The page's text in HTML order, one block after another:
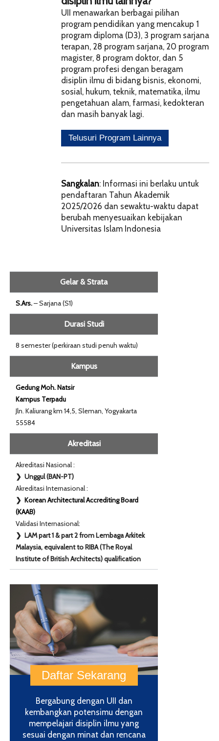
UII menawarkan berbagai pilihan
program pendidikan yang mencakup 1
program diploma (D3), 3 program sarjana
terapan, 28 program sarjana, 20 program
magister, 8 program doktor, dan 5
program profesi dengan beragam
disiplin ilmu di bidang bisnis, ekonomi,
sosial, hukum, teknik, matematika, ilmu
pengetahuan alam, farmasi, kedokteran
dan masih banyak lagi.
Sangkalan: Informasi ini berlaku untuk
pendaftaran Tahun Akademik
2025/2026 dan sewaktu-waktu dapat
berubah menyesuaikan kebijakan
Universitas Islam Indonesia
Gelar & Strata
S.Ars.– Sarjana (S1)
Durasi Studi
8 semester (perkiraan studi penuh waktu)
Kampus
Gedung Moh. Natsir
Kampus Terpadu
Jln. Kaliurang km 14,5, Sleman, Yogyakarta
55584
Akreditasi
Akreditasi Nasional :
❯ Unggul (BAN-PT)
Akreditasi Internasional :
❯ Korean Architectural Accrediting Board
(KAAB)
Validasi Internasional:
❯ LAM part 1 & part 2 from Lembaga Arkitek
Malaysia, equivalent to RIBA (The Royal
Institute of British Architects) qualification
Bergabung dengan UII dan
kembangkan potensimu dengan
mempelajari disiplin ilmu yang
sesuai dengan minat dan rencana